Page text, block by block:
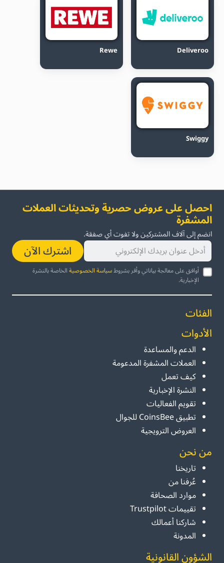
Deliveroo
Rewe
Swiggy
احصل على عروض حصرية وتحديثات العملات
المشفرة
انضم إلى آلاف المشتركين ولا تفوت أي صفقة.
اشترك الآن
أوافق على معالجة بياناتي وأقر بشروطسياسة الخصوصيةالخاصة بالنشرة
الإخبارية.
الفئات
الأدوات
الدعم والمساعدة
العملات المشفرة المدعومة
كيف تعمل
النشرة الإخبارية
تقويم الفعاليات
تطبيق CoinsBee للجوال
العروض الترويجية
من نحن
تاريخنا
عُرفنا من
موارد الصحافة
تقييمات Trustpilot
شاركنا أعمالك
المدونة
الشؤون القانونية